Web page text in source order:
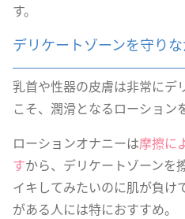
す。
デリケートゾーンを守り
乳首や性器の皮膚は非常にデ
こそ、潤滑となるローション
ローションオナニーは摩擦に
すから、デリケートゾーンを
イキしてみたいのに肌が負け
がある人には特におすすめ。